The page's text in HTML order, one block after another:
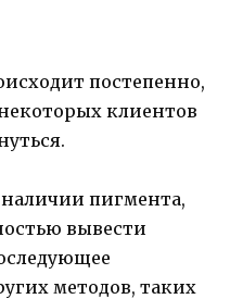
постепенно,
клиентов
пигмента,
вывести
методов, таких